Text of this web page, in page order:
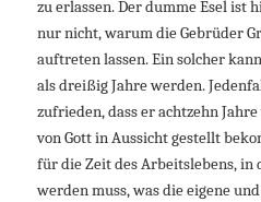
zu erlassen. Der dumme Esel ist
nur nicht, warum die Gebrüder
auftreten lassen. Ein solcher
als dreißig Jahre werden.
zufrieden, dass er achtzehn
von Gott in Aussicht gestellt
für die Zeit des Arbeitslebens, in
werden muss, was die eigene